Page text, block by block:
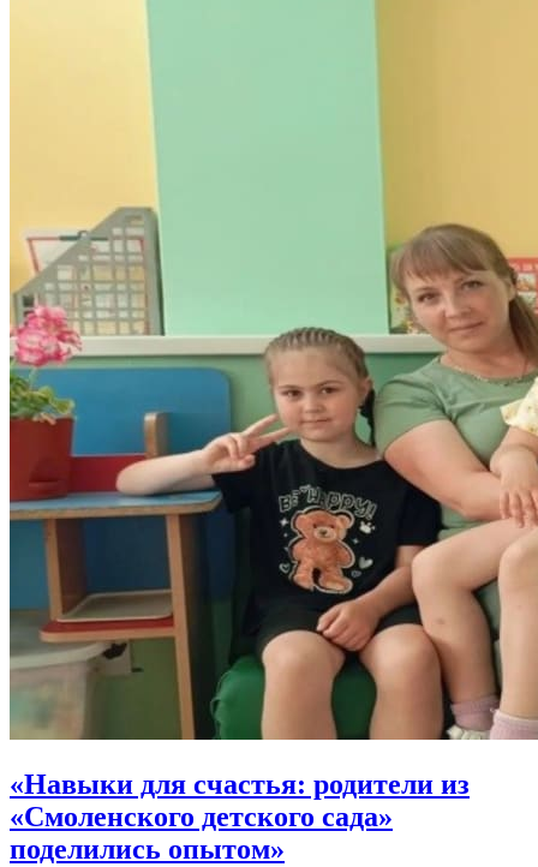
«Навыки для счастья: родители из
«Смоленского детского сада»
поделились опытом»